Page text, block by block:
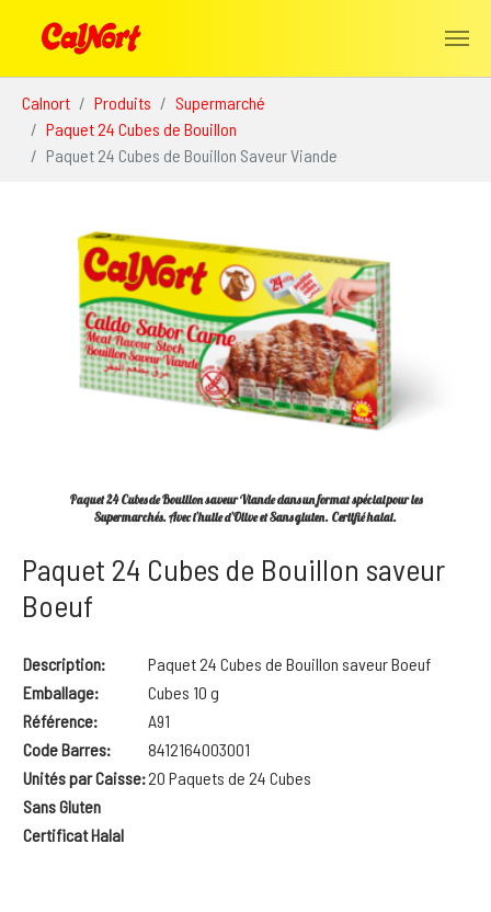
Calnort Produits
Supermarché
Paquet 24 Cubes de Bouillon
Paquet 24 Cubes de Bouillon Saveur Viande
Paquet 24 Cubes de Bouillon saveur Viande dans un format spécial pour les
Supermarchés. Avec l’huile d’Olive et Sans gluten. Certifié halal.
Paquet 24 Cubes de Bouillon saveur
Boeuf
Description:
Paquet 24 Cubes de Bouillon saveur Boeuf
Emballage:
Cubes 10 g
Référence:
A91
Code Barres:
8412164003001
Unités par Caisse:20 Paquets de 24 Cubes
Sans Gluten
Certificat Halal